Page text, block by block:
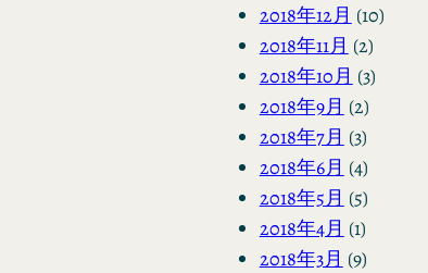
2018年12月 (10)
2018年11月 (2)
2018年10月 (3)
2018年9月 (2)
2018年7月 (3)
2018年6月 (4)
2018年5月 (5)
2018年4月 (1)
2018年3月 (9)